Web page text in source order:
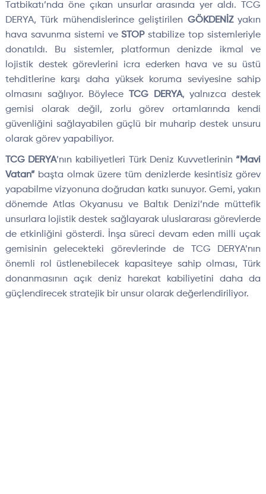
Tatbikatı’nda öne çıkan unsurlar arasında yer aldı. TCG
DERYA, Türk mühendislerince geliştirilen GÖKDENİZyakın
hava savunma sistemi veSTOPstabilize top sistemleriyle
donatıldı. Bu sistemler, platformun denizde ikmal ve
lojistik destek görevlerini icra ederken hava ve su üstü
tehditlerine karşı daha yüksek koruma seviyesine sahip
olmasını sağlıyor. Böylece
TCG DERYA, yalnızca destek
gemisi olarak değil, zorlu görev ortamlarında kendi
güvenliğini sağlayabilen güçlü bir muharip destek unsuru
olarak görev yapabiliyor.
TCG DERYA’nın kabiliyetleri Türk Deniz Kuvvetlerinin “Mavi
Vatan” başta olmak üzere tüm denizlerde kesintisiz görev
yapabilme vizyonuna doğrudan katkı sunuyor. Gemi, yakın
dönemde Atlas Okyanusu ve Baltık Denizi’nde müttefik
unsurlara lojistik destek sağlayarak uluslararası görevlerde
de etkinliğini gösterdi. İnşa süreci devam eden milli uçak
gemisinin gelecekteki görevlerinde de TCG DERYA’nın
önemli rol üstlenebilecek kapasiteye sahip olması, Türk
donanmasının açık deniz harekat kabiliyetini daha da
güçlendirecek stratejik bir unsur olarak değerlendiriliyor.